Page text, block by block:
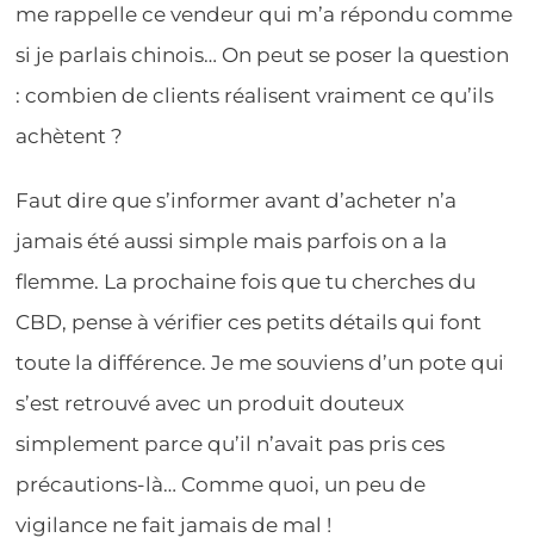
me rappelle ce vendeur qui m’a répondu comme
si je parlais chinois… On peut se poser la question
: combien de clients réalisent vraiment ce qu’ils
achètent ?
Faut dire que s’informer avant d’acheter n’a
jamais été aussi simple mais parfois on a la
flemme. La prochaine fois que tu cherches du
CBD, pense à vérifier ces petits détails qui font
toute la différence. Je me souviens d’un pote qui
s’est retrouvé avec un produit douteux
simplement parce qu’il n’avait pas pris ces
précautions-là… Comme quoi, un peu de
vigilance ne fait jamais de mal !